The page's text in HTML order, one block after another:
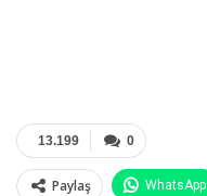
0
13.199
Paylaş WhatsApp